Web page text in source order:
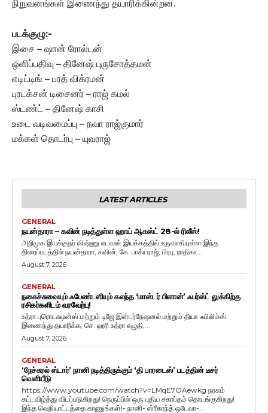
நிறுவனங்கள் இணைந்து தயாரிக்கின்றன.
படக்குழு:-
இசை – ஷான் ரோல்டன்
ஒளிப்பதிவு – தினேஷ் புருசோத்தமன்
எடிட்டிங் – பரத் விக்ரமன்
புரடக்சன் டிசைனர் – ராஜ் கமல்
ஸ்டண்ட் – தினேஷ் காசி
உடை வடிவமைப்பு – நவா ராஜ்குமார்
மக்கள் தொடர்பு – யுவராஜ்
LATEST ARTICLES
GENERAL
நயன்தாரா – கவின் நடித்துள்ள ஹாய் ஆகஸ்ட் 28-ல் ரிலீஸ்!
அறிமுக இயக்குநர் விஷ்ணு எடவன் இயக்கத்தில் உருவாகியுள்ள இந்த
திரைப்படத்தில் நயன்தாரா, கவின், கே. பாக்யராஜ், பிரபு, ராதிகா...
August 7, 2026
GENERAL
நகைச்சுவையும் ஃபேண்டஸியும் கலந்த ‘மாஸ்டர் பிளான்’ ஃபர்ஸ்ட் லுக்கிற்கு
ரசிகர்களிடம் வரவேற்பு!
உத்ரா புரொடக்ஷன்ஸ் மற்றும் டிஜே இன்டர்நேஷனல் மற்றும் தியா ஃபிலிம்ஸ்
இணைந்து தயாரிக்க, செ. ஹரி உத்ரா எழுதி,...
August 7, 2026
GENERAL
‘நேச்சுரல் ஸ்டார்’ நானி நடித்திருக்கும் ‘தி பாரடைஸ்’ படத்தின் டீசர்
வெளியீடு
https://www.youtube.com/watch?v=LMqE7OAewkg நரகம்
கட்டவிழ்த்து விடப்படுகிறது! நெருப்பில் ஒரு புதிய சகாப்தம் தொடங்குகிறது!
இந்த வெறியாட்டத்தை காணுங்கள்!- நானி- ஸ்ரீகாந்த் ஒடேலா-...